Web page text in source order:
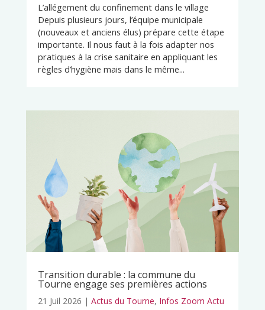
L’allégement du confinement dans le village
Depuis plusieurs jours, l’équipe municipale
(nouveaux et anciens élus) prépare cette étape
importante. Il nous faut à la fois adapter nos
pratiques à la crise sanitaire en appliquant les
règles d’hygiène mais dans le même...
Transition durable : la commune du
Tourne engage ses premières actions
21 Juil 2026 | Actus du Tourne, Infos Zoom Actu